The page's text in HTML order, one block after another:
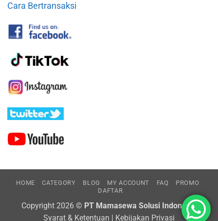
Cara Bertransaksi
HOME CATEGORY BLOG MY ACCOUNT FAQ
PROMO
DAFTAR
Copyright 2026 © PT Mamasewa Solusi Indonesia
Syarat & Ketentuan | Kebijakan Privasi